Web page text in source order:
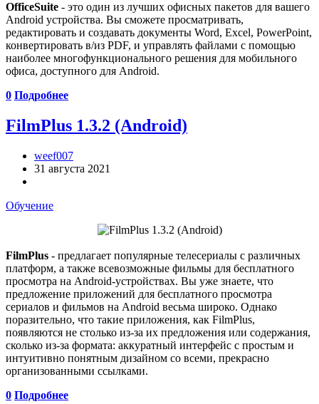
OfficeSuite - это один из лучших офисных пакетов для вашего
Android устройства. Вы сможете просматривать,
редактировать и создавать документы Word, Excel, PowerPoint,
конвертировать в/из PDF, и управлять файлами с помощью
наиболее многофункционального решения для мобильного
офиса, доступного для Android.
0 Подробнее
FilmPlus 1.3.2 (Android)
weef007
31 августа 2021
Обучение
FilmPlus - предлагает популярные телесериалы с различных
платформ, а также всевозможные фильмы для бесплатного
просмотра на Android-устройствах. Вы уже знаете, что
предложение приложений для бесплатного просмотра
сериалов и фильмов на Android весьма широко. Однако
поразительно, что такие приложения, как FilmPlus,
появляются не столько из-за их предложения или содержания,
сколько из-за формата: аккуратный интерфейс с простым и
интуитивно понятным дизайном со всеми, прекрасно
организованными ссылками.
0 Подробнее